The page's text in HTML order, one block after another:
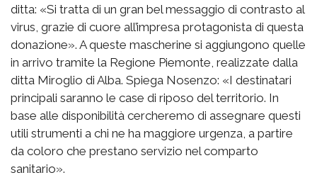
ditta: «Si tratta di un gran bel messaggio di contrasto al
virus, grazie di cuore all’impresa protagonista di questa
donazione». A queste mascherine si aggiungono quelle
in arrivo tramite la Regione Piemonte, realizzate dalla
ditta Miroglio di Alba. Spiega Nosenzo: «I destinatari
principali saranno le case di riposo del territorio. In
base alle disponibilità cercheremo di assegnare questi
utili strumenti a chi ne ha maggiore urgenza, a partire
da coloro che prestano servizio nel comparto
sanitario».